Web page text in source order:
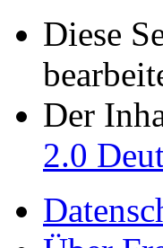
Diese
Der
2.0